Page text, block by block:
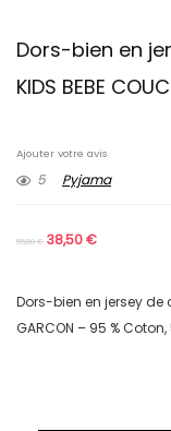
Dors-bien en
KIDS BEBE
Ajouter votre avis
5 Pyjama
55,00€ 38,50€
Dors-bien en jersey de
GARCON – 95 %